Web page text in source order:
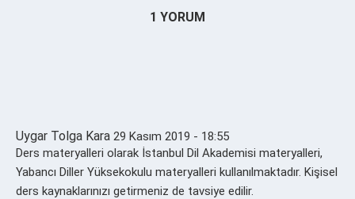
1 YORUM
Uygar Tolga Kara 29 Kasım 2019 - 18:55
Ders materyalleri olarak İstanbul Dil Akademisi materyalleri,
Yabancı Diller Yüksekokulu materyalleri kullanılmaktadır. Kişisel
ders kaynaklarınızı getirmeniz de tavsiye edilir.